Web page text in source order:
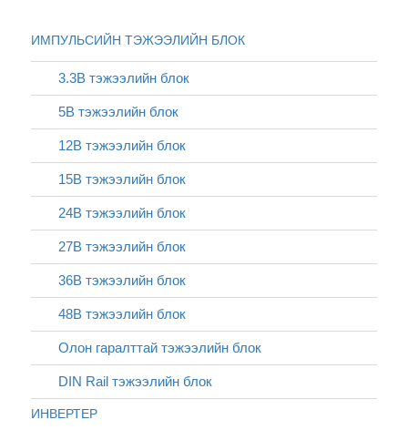
ИМПУЛЬСИЙН ТЭЖЭЭЛИЙН БЛОК
3.3В тэжээлийн блок
5В тэжээлийн блок
12В тэжээлийн блок
15В тэжээлийн блок
24В тэжээлийн блок
27В тэжээлийн блок
36В тэжээлийн блок
48В тэжээлийн блок
Олон гаралттай тэжээлийн блок
DIN Rail тэжээлийн блок
ИНВЕРТЕР